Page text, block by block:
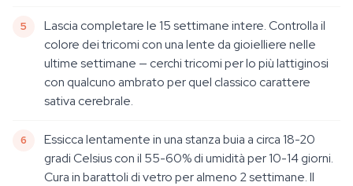
Lascia completare le 15 settimane intere. Controlla il
colore dei tricomi con una lente da gioielliere nelle
ultime settimane — cerchi tricomi per lo più lattiginosi
con qualcuno ambrato per quel classico carattere
sativa cerebrale.
Essicca lentamente in una stanza buia a circa 18-20
gradi Celsius con il 55-60% di umidità per 10-14 giorni.
Cura in barattoli di vetro per almeno 2 settimane. Il